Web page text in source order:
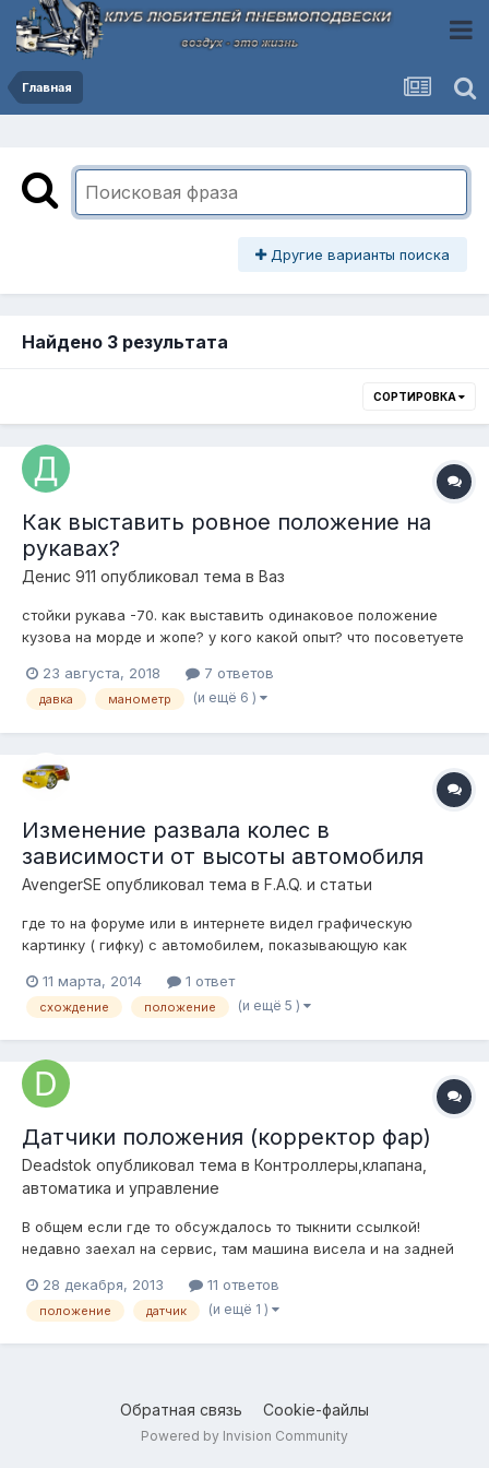
Главная
Другие варианты поиска
Найдено 3 результата
СОРТИРОВКА
Как выставить ровное положение на
рукавах?
Денис 911 опубликовал тема в Ваз
стойки рукава -70. как выставить одинаковое положение
кузова на морде и жопе? у кого какой опыт? что посоветуете
23 августа, 2018
7 ответов
давка манометр (и ещё 6 )
Изменение развала колес в
зависимости от высоты автомобиля
AvengerSE опубликовал тема в F.A.Q. и статьи
где то на форуме или в интернете видел графическую
картинку ( гифку) с автомобилем, показывающую как
автомобиля. Т.е. при занижении колеса сходятся вверху и
стремяся к кузову, при средней высоте колеса становятся
11 марта, 2014 1 ответ
схождение положение (и ещё 5 )
Датчики положения (корректор фар)
Deadstok опубликовал тема в Контроллеры,клапана,
автоматика и управление
В общем если где то обсуждалось то тыкнити ссылкой!
недавно заехал на сервис, там машина висела и на задней
наклона фар, если их использовать для выставления уровня
пола наших машин? часто встречаю обсуждения датчиков от
28 декабря, 2013 11 ответов
положение датчик (и ещё 1 )
Обратная связь Cookie-файлы
Powered by Invision Community